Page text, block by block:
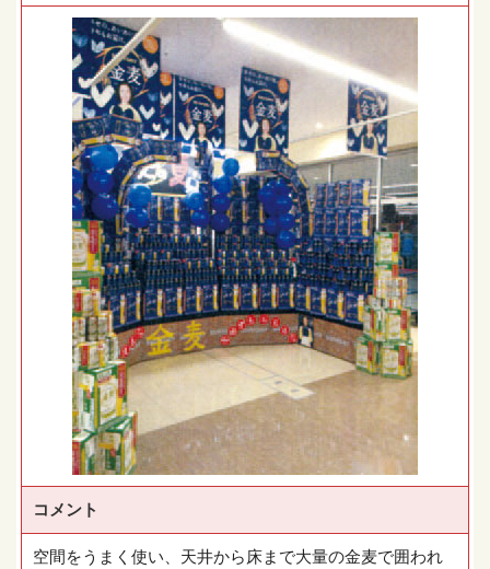
コメント
空間をうまく使い、天井から床まで大量の金麦で囲われ